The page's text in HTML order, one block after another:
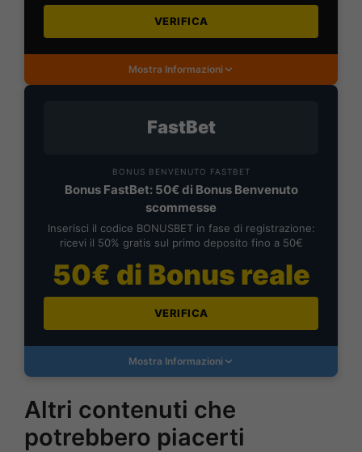
VERIFICA
Mostra Informazioni
FastBet
BONUS BENVENUTO FASTBET
Bonus FastBet: 50€ di Bonus Benvenuto
scommesse
Inserisci il codice BONUSBET in fase di registrazione:
ricevi il 50% gratis sul primo deposito fino a 50€
50€ di Bonus reale
VERIFICA
Mostra Informazioni
Altri contenuti che
potrebbero piacerti